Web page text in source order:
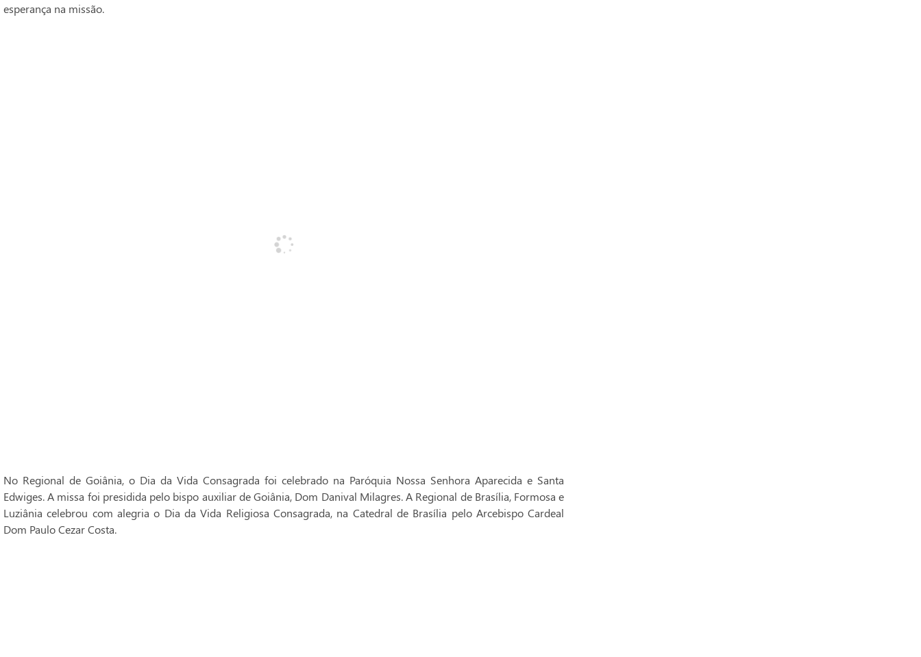
esperança na missão.
No Regional de Goiânia, o Dia da Vida Consagrada foi celebrado na Paróquia Nossa Senhora Aparecida e Santa
Edwiges. A missa foi presidida pelo bispo auxiliar de Goiânia, Dom Danival Milagres. A Regional de Brasília, Formosa e
Luziânia celebrou com alegria o Dia da Vida Religiosa Consagrada, na Catedral de Brasília pelo Arcebispo Cardeal
Dom Paulo Cezar Costa.